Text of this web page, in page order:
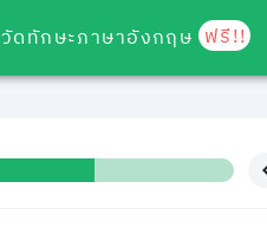
วัดทักษะภาษาอังกฤษ ฟรี!!